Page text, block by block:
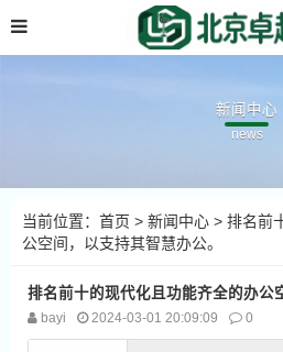
新闻中心
news
当前位置： 首页 > 新闻中心 > 排名前
公空间，以支持其智慧办公。
排名前十的现代化且功能齐全的办公
bayi 2024-03-01 20:09:09 0